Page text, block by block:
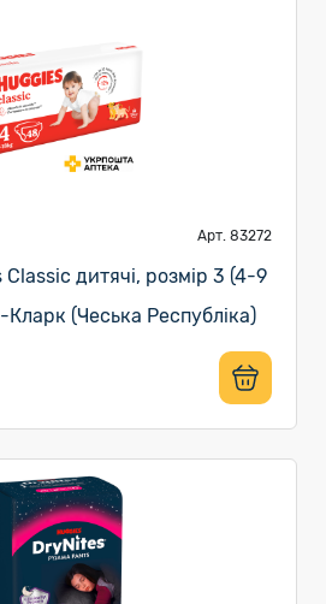
Арт. 83272
Classic дитячі, розмір 3 (4-9
(Чеська Республіка)